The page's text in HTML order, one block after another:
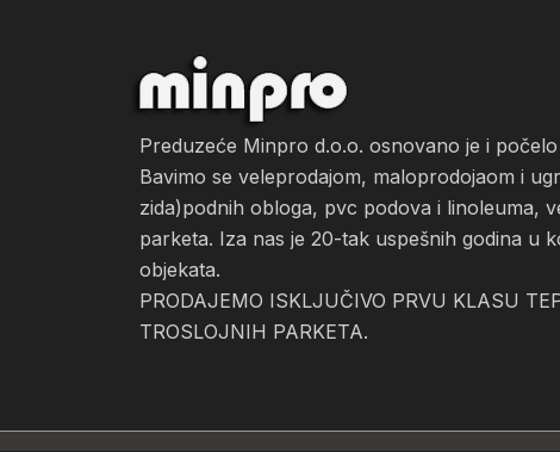
Preduzeće Minpro d.o.o. osnovano je i
Bavimo se veleprodajom, maloprodojaom i
zida)podnih obloga, pvc podova i linoleuma,
parketa. Iza nas je 20-tak uspešnih godina u
objekata.
PRODAJEMO ISKLJUČIVO PRVU KLASU
TROSLOJNIH PARKETA.